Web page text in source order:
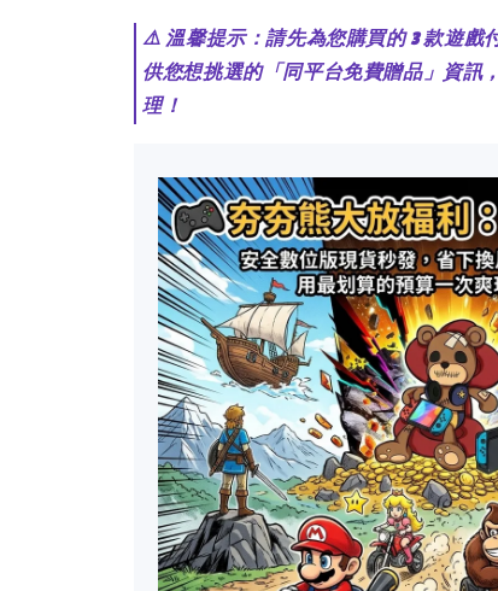
⚠️ 溫馨提示：請先為您購買的 3 款遊戲
供您想挑選的「同平台免費贈品」資訊
理！